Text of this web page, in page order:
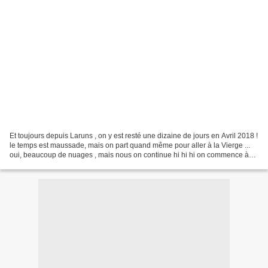
Et toujours depuis Laruns , on y est resté une dizaine de jours en Avril 2018 !
le temps est maussade, mais on part quand même pour aller à la Vierge ...
oui, beaucoup de nuages , mais nous on continue hi hi hi on commence à